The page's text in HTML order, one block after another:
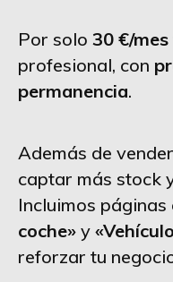
Por solo 30 €/mes
profesional, con
permanencia.
Además de
captar más stock
Incluimos páginas
coche» y
reforzar tu